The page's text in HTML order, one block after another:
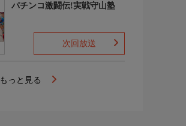
パチンコ激闘伝!実戦守山塾
次回放送
もっと見る